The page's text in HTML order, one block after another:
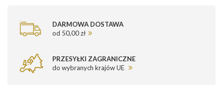
DARMOWA DOSTAWA
od 50,00 zł
PRZESYŁKI ZAGRANICZNE
do wybranych krajów UE